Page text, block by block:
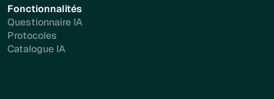
Fonctionnalités
Questionnaire IA
Protocoles
Catalogue IA